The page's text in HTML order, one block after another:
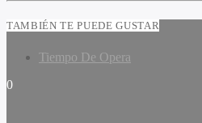
TAMBIÉN TE PUEDE GUSTAR
Tiempo De Opera
0